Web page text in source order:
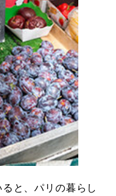
と、パリの暮らし